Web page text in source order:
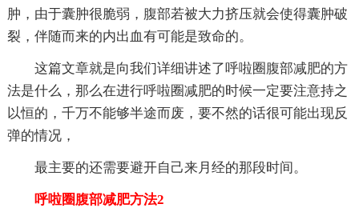
肿，由于囊肿很脆弱，腹部若被大力挤压就会使得囊肿破
裂，伴随而来的内出血有可能是致命的。
这篇文章就是向我们详细讲述了呼啦圈腹部减肥的方
法是什么，那么在进行呼啦圈减肥的时候一定要注意持之
以恒的，千万不能够半途而废，要不然的话很可能出现反
弹的情况，
最主要的还需要避开自己来月经的那段时间。
呼啦圈腹部减肥方法2